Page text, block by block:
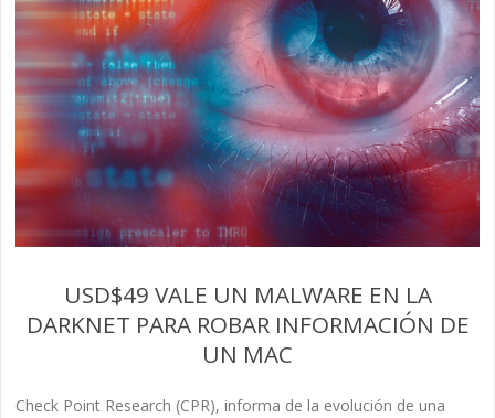
USD$49 VALE UN MALWARE EN LA
DARKNET PARA ROBAR INFORMACIÓN DE
UN MAC
Check Point Research (CPR), informa de la evolución de una